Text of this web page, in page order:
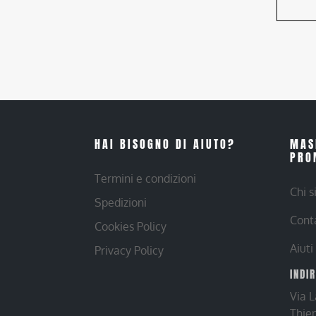
HAI BISOGNO DI AIUTO?
Termini e condizioni
Spedizioni
Cookies Policy
Privacy Policy
Chi
Aiuti
Via